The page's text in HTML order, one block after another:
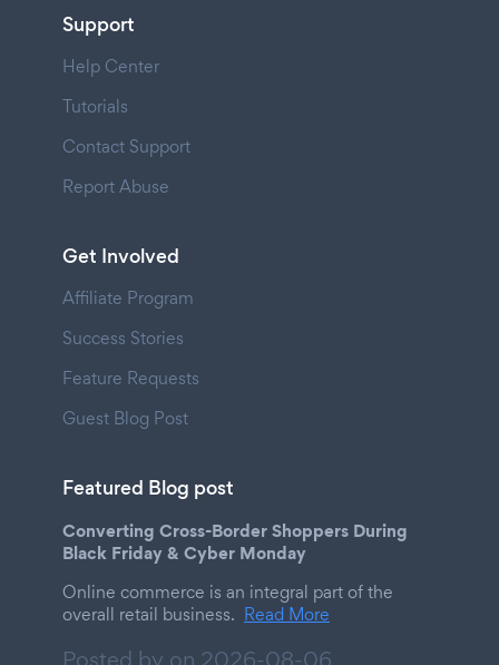
Support
Help Center
Tutorials
Contact Support
Report Abuse
Get Involved
Affiliate Program
Success Stories
Feature Requests
Guest Blog Post
Featured Blog post
Converting Cross-Border Shoppers During
Black Friday & Cyber Monday
Online commerce is an integral part of the
overall retail business. Read More